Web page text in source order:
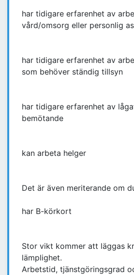
har tidigare erfarenhet av
vård/omsorg eller personlig
har tidigare erfarenhet av
som behöver ständig tillsyn
har tidigare erfarenhet av
bemötande
kan arbeta helger
Det är även meriterande om
har B-körkort
Stor vikt kommer att läggas
lämplighet.
Arbetstid, tjänstgöringsgrad